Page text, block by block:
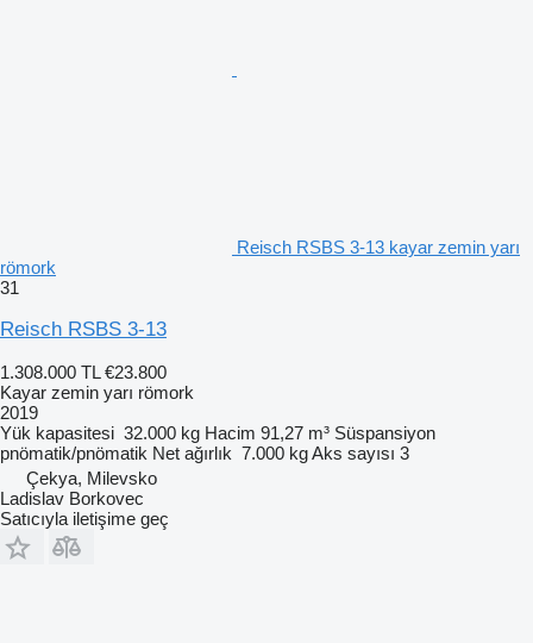
Reisch RSBS 3-13 kayar zemin yarı
römork
31
Reisch RSBS 3-13
1.308.000 TL €23.800
Kayar zemin yarı römork
2019
Yük kapasitesi 32.000 kg Hacim 91,27 m³ Süspansiyon
pnömatik/pnömatik Net ağırlık 7.000 kgAks sayısı 3
Çekya, Milevsko
Ladislav Borkovec
Satıcıyla iletişime geç